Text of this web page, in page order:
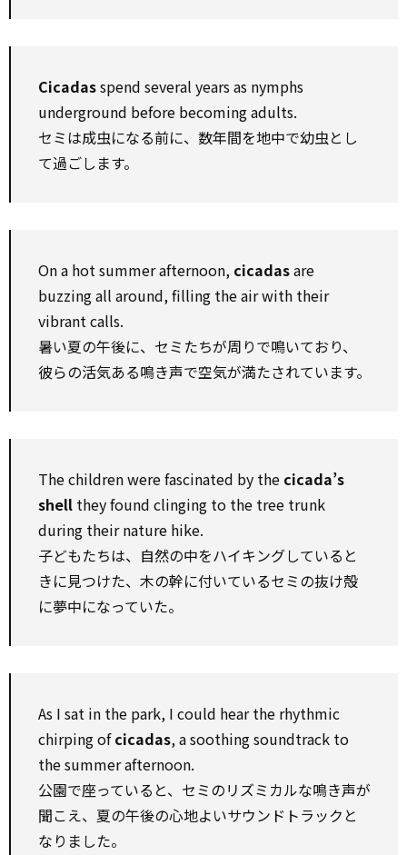
Cicadasspend several years as nymphs
underground before becoming adults.
セミは成虫になる前に、数年間を地中で幼虫とし
て過ごします。
On a hot summer afternoon, cicadasare
buzzing all around, filling the air with their
vibrant calls.
暑い夏の午後に、セミたちが周りで鳴いており、
彼らの活気ある鳴き声で空気が満たされています。
The children were fascinated by the cicada’s
shell they found clinging to the tree trunk
during their nature hike.
子どもたちは、自然の中をハイキングしていると
きに見つけた、木の幹に付いているセミの抜け殻
に夢中になっていた。
As I sat in the park, I could hear the rhythmic
chirping ofcicadas, a soothing soundtrack to
the summer afternoon.
公園で座っていると、セミのリズミカルな鳴き声が
聞こえ、夏の午後の心地よいサウンドトラックと
なりました。